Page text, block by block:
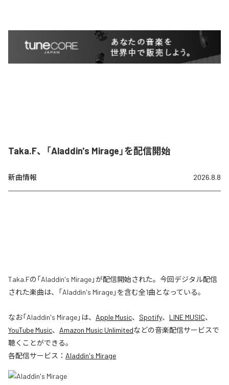
Taka.F、「Aladdin's Mirage」を配信開始
新曲情報 2026.8.8
Taka.Fの「Aladdin's Mirage」が配信開始された。今回デジタル配信
された楽曲は、「Aladdin's Mirage」を含む全1曲となっている。
なお「Aladdin's Mirage」は、 Apple Music、 Spotify、 LINE MUSIC、
YouTube Music、 Amazon Music Unlimitedなどの音楽配信サービスで
聴くことができる。
各配信サービス： Aladdin's Mirage